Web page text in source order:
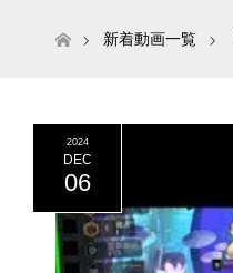
ホーム新着動画一覧
2024
DEC
06